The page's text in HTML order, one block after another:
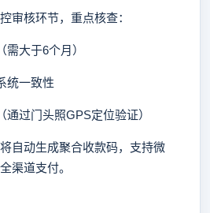
核环节，重点核查：
大于6个月）
一致性
过门头照GPS定位验证）
动生成聚合收款码，支持微
渠道支付。